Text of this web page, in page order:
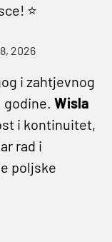
⭐️
2026
i zahtjevnog
godine. Wisla
i kontinuitet,
rad i
poljske